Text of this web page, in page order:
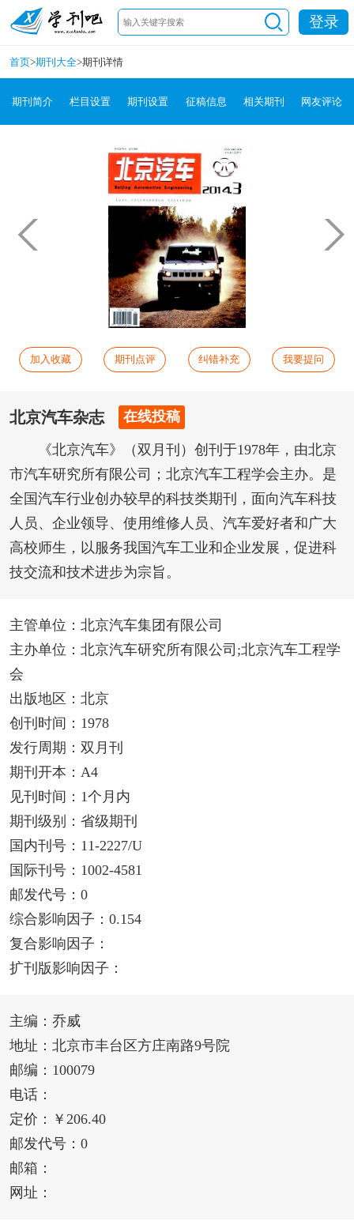
登录
首页>期刊大全>期刊详情
期刊简介 栏目设置 期刊设置 征稿信息 相关期刊 网友评论
加入收藏 期刊点评 纠错补充 我要提问
北京汽车杂志 在线投稿
《北京汽车》（双月刊）创刊于1978年，由北京
市汽车研究所有限公司；北京汽车工程学会主办。是
全国汽车行业创办较早的科技类期刊，面向汽车科技
人员、企业领导、使用维修人员、汽车爱好者和广大
高校师生，以服务我国汽车工业和企业发展，促进科
技交流和技术进步为宗旨。
主管单位：北京汽车集团有限公司
主办单位：北京汽车研究所有限公司;北京汽车工程学
会
出版地区：北京
创刊时间：1978
发行周期：双月刊
期刊开本：A4
见刊时间：1个月内
期刊级别：省级期刊
国内刊号：11-2227/U
国际刊号：1002-4581
邮发代号：0
综合影响因子：0.154
复合影响因子：
扩刊版影响因子：
主编：乔威
地址：北京市丰台区方庄南路9号院
邮编：100079
电话：
定价：￥206.40
邮发代号：0
邮箱：
网址：